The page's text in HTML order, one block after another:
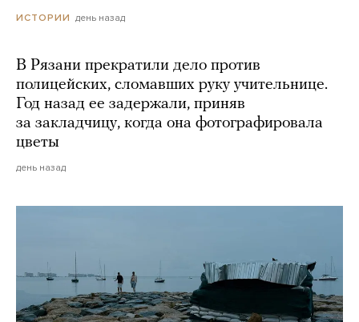
ИСТОРИИ день назад
В Рязани прекратили дело против
полицейских, сломавших руку учительнице.
Год назад ее задержали, приняв
за закладчицу, когда она фотографировала
цветы
день назад